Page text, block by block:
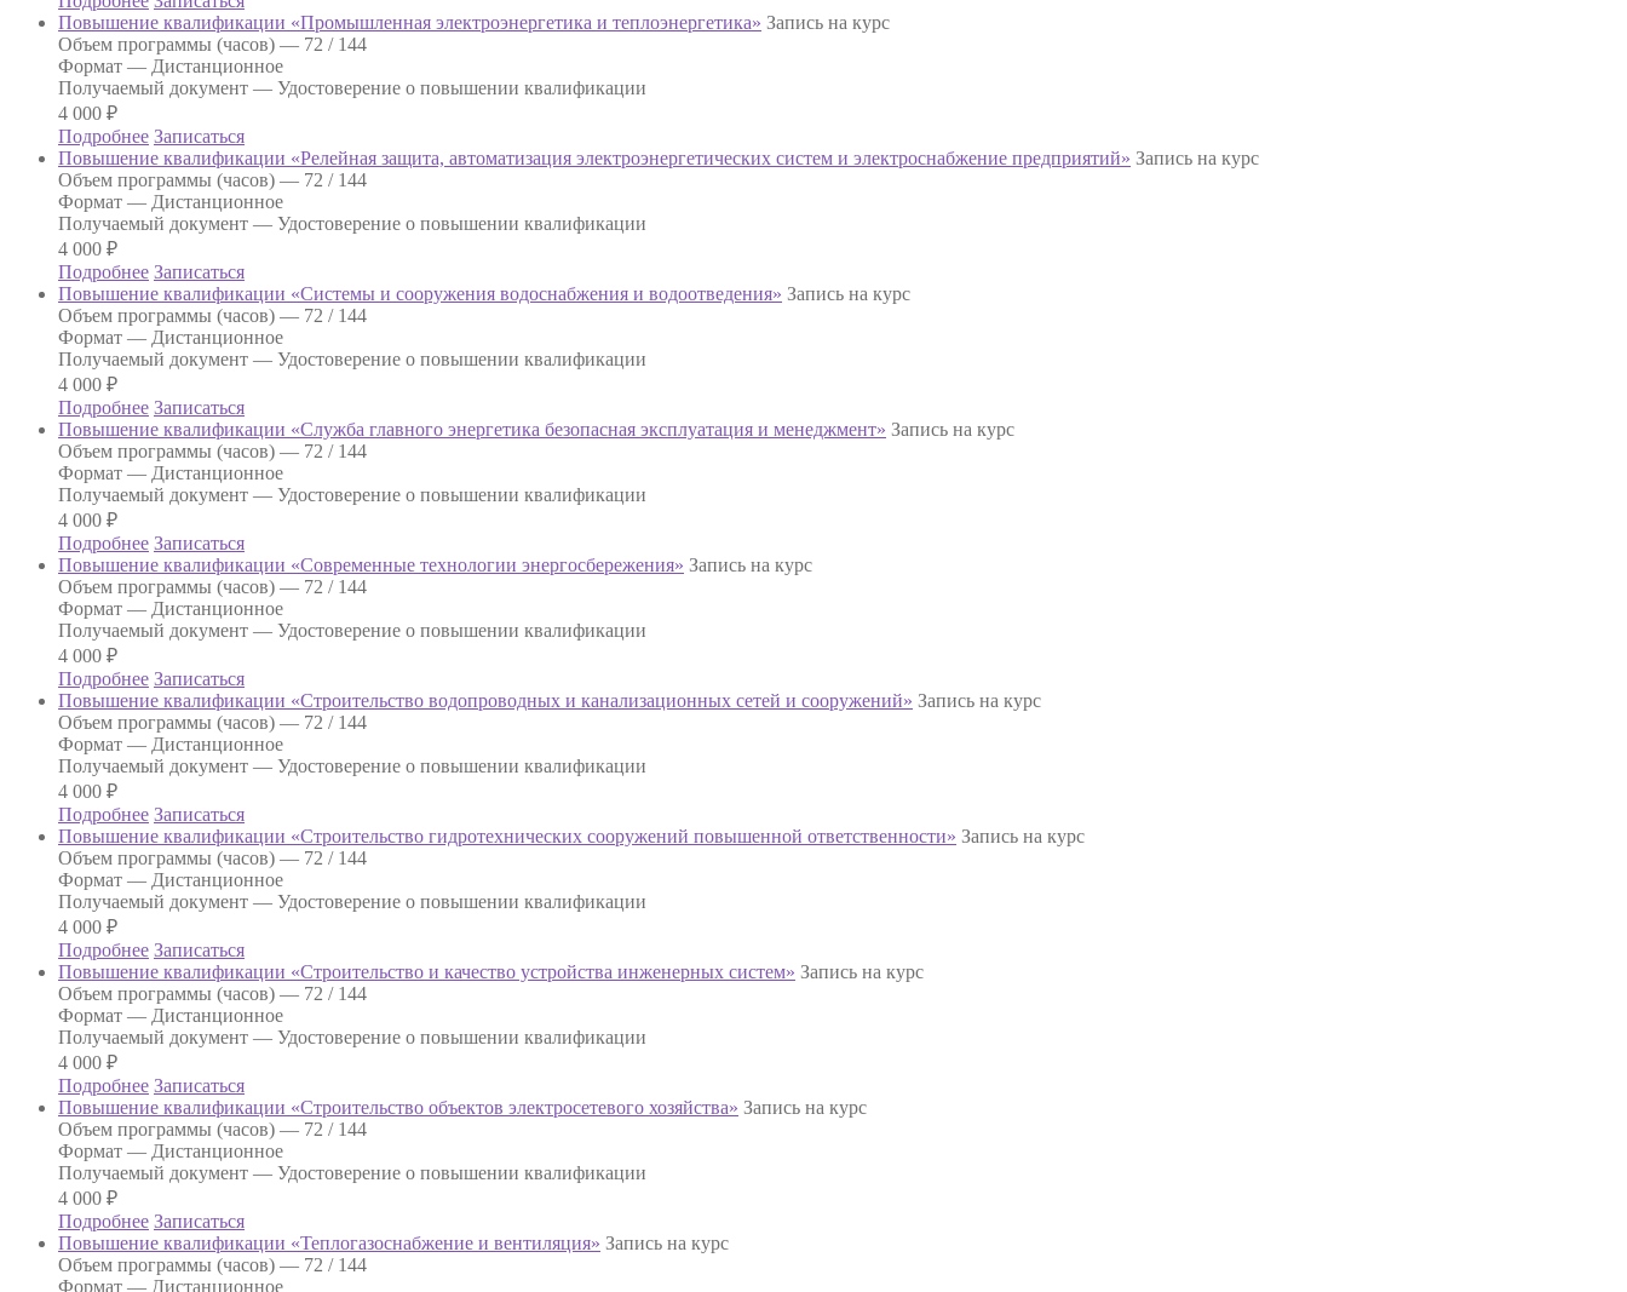
Повышение квалификации «Промышленная электроэнергетика и теплоэнергетика» Запись на курс
Объем программы (часов) — 72 / 144
Формат — Дистанционное
Получаемый документ — Удостоверение о повышении квалификации
4 000 ₽
Подробнее Записаться
Повышение квалификации «Релейная защита, автоматизация электроэнергетических систем и электроснабжение предприятий» Запись на курс
Объем программы (часов) — 72 / 144
Формат — Дистанционное
Получаемый документ — Удостоверение о повышении квалификации
4 000 ₽
Подробнее Записаться
Повышение квалификации «Системы и сооружения водоснабжения и водоотведения» Запись на курс
Объем программы (часов) — 72 / 144
Формат — Дистанционное
Получаемый документ — Удостоверение о повышении квалификации
4 000 ₽
Подробнее Записаться
Повышение квалификации «Служба главного энергетика безопасная эксплуатация и менеджмент» Запись на курс
Объем программы (часов) — 72 / 144
Формат — Дистанционное
Получаемый документ — Удостоверение о повышении квалификации
4 000 ₽
Подробнее Записаться
Повышение квалификации «Современные технологии энергосбережения» Запись на курс
Объем программы (часов) — 72 / 144
Формат — Дистанционное
Получаемый документ — Удостоверение о повышении квалификации
4 000 ₽
Подробнее Записаться
Повышение квалификации «Строительство водопроводных и канализационных сетей и сооружений» Запись на курс
Объем программы (часов) — 72 / 144
Формат — Дистанционное
Получаемый документ — Удостоверение о повышении квалификации
4 000 ₽
Подробнее Записаться
Повышение квалификации «Строительство гидротехнических сооружений повышенной ответственности» Запись на курс
Объем программы (часов) — 72 / 144
Формат — Дистанционное
Получаемый документ — Удостоверение о повышении квалификации
4 000 ₽
Подробнее Записаться
Повышение квалификации «Строительство и качество устройства инженерных систем» Запись на курс
Объем программы (часов) — 72 / 144
Формат — Дистанционное
Получаемый документ — Удостоверение о повышении квалификации
4 000 ₽
Подробнее Записаться
Повышение квалификации «Строительство объектов электросетевого хозяйства» Запись на курс
Объем программы (часов) — 72 / 144
Формат — Дистанционное
Получаемый документ — Удостоверение о повышении квалификации
4 000 ₽
Подробнее Записаться
Повышение квалификации «Теплогазоснабжение и вентиляция» Запись на курс
Объем программы (часов) — 72 / 144
Формат — Дистанционное